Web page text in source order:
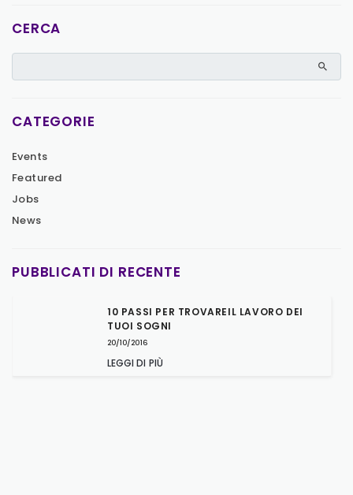
CERCA
CATEGORIE
Events
Featured
Jobs
News
PUBBLICATI DI RECENTE
10 PASSI PER TROVAREIL LAVORO DEI
TUOI SOGNI
20/10/2016
LEGGI DI PIÙ